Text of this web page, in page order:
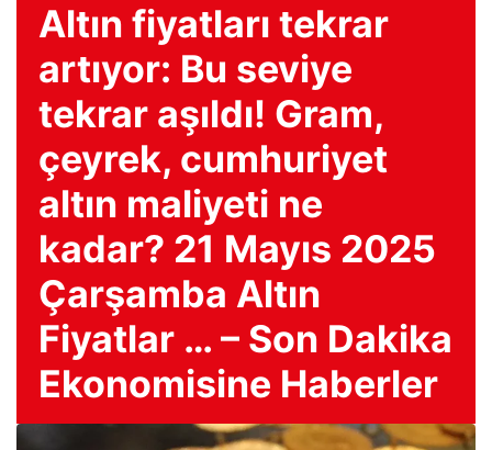
Altın fiyatları tekrar
artıyor: Bu seviye
tekrar aşıldı! Gram,
çeyrek, cumhuriyet
altın maliyeti ne
kadar? 21 Mayıs 2025
Çarşamba Altın
Fiyatlar … – Son Dakika
Ekonomisine Haberler